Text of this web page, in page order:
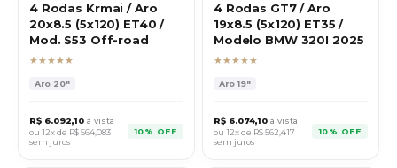
4 Rodas Krmai / Aro
20x8.5 (5x120) ET40 /
Mod. S53 Off-road
★★★★★
Aro 20"
R$ 6.092,10 à vista
ou 12x de R$564,083
sem juros
10% OFF
4 Rodas GT7 / Aro
19x8.5 (5x120) ET35 /
Modelo BMW 320I 2025
★★★★★
Aro19"
R$ 6.074,10 à vista
ou 12x de R$562,417
sem juros
10% OFF